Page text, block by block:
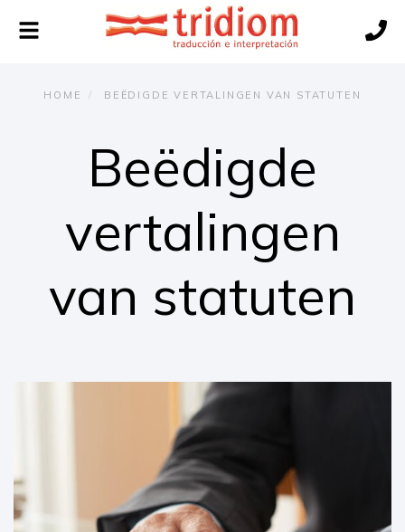
Navigatie
wisselen
HOME BEËDIGDE VERTALINGEN VAN STATUTEN
Beëdigde
vertalingen
van statuten